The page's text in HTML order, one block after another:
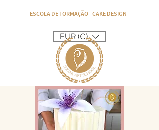
ESCOLA DE FORMAÇÃO - CAKE DESIGN
EUR (€)